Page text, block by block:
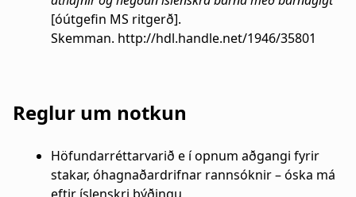
[óútgefin MS ritgerð].
Skemman. http://hdl.handle.net/1946/35801
Reglur um notkun
Höfundarréttarvarið e í opnum aðgangi fyrir
stakar, óhagnaðardrifnar rannsóknir – óska má